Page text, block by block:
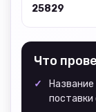
25829
Что
поставки